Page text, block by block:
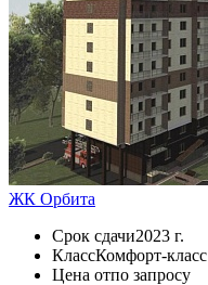
ЖК Орбита
Срок сдачи2023 г.
КлассКомфорт-класс
Цена отпо запросу